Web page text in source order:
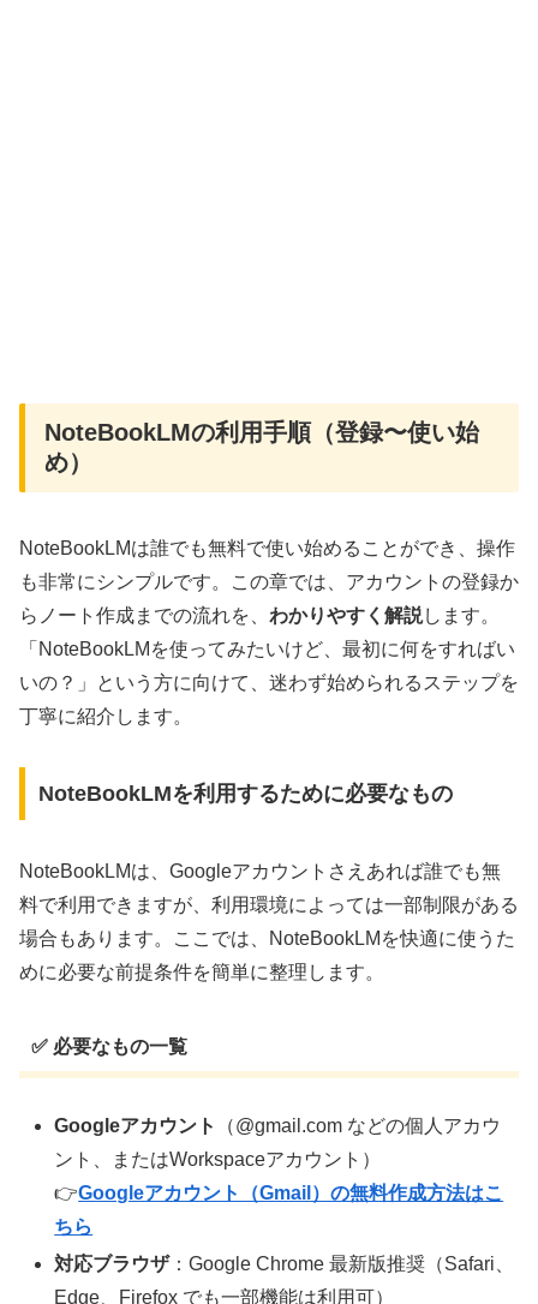
NoteBookLMの利用手順（登録〜使い始
め）
NoteBookLMは誰でも無料で使い始めることができ、操作
も非常にシンプルです。この章では、アカウントの登録か
らノート作成までの流れを、 わかりやすく解説します。
「NoteBookLMを使ってみたいけど、最初に何をすればい
いの？」という方に向けて、迷わず始められるステップを
丁寧に紹介します。
NoteBookLMを利用するために必要なもの
NoteBookLMは、Googleアカウントさえあれば誰でも無
料で利用できますが、利用環境によっては一部制限がある
場合もあります。ここでは、NoteBookLMを快適に使うた
めに必要な前提条件を簡単に整理します。
✅ 必要なもの一覧
Googleアカウント
（@gmail.com などの個人アカウ
ント、またはWorkspaceアカウント）
👉Googleアカウント（Gmail）の無料作成方法はこ
ちら
対応ブラウザ：Google Chrome 最新版推奨（Safari、
Edge、Firefox でも一部機能は利用可）